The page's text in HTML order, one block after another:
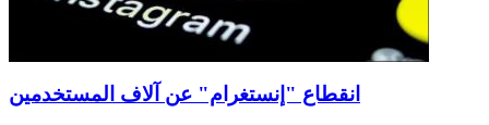
انقطاع "إنستغرام" عن آلاف المستخدمين